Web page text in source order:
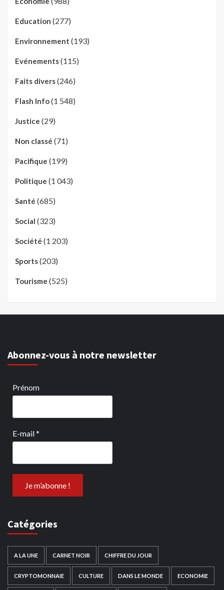
Education (277)
Environnement (193)
Evénements(115)
Faits divers(246)
Flash Info(1 548)
Justice (29)
Non classé (71)
Pacifique (199)
Politique (1 043)
Santé (685)
Social (323)
Société (1 203)
Sports(203)
Tourisme (525)
Abonnez-vous à notre newsletter
Prénom
E-mail*
Catégories
A LA UNE CARNET NOIR CHIFFRE DU JOUR
CRYPTOMONNAIE CULTURE DANS LE MONDE ECONOMIE